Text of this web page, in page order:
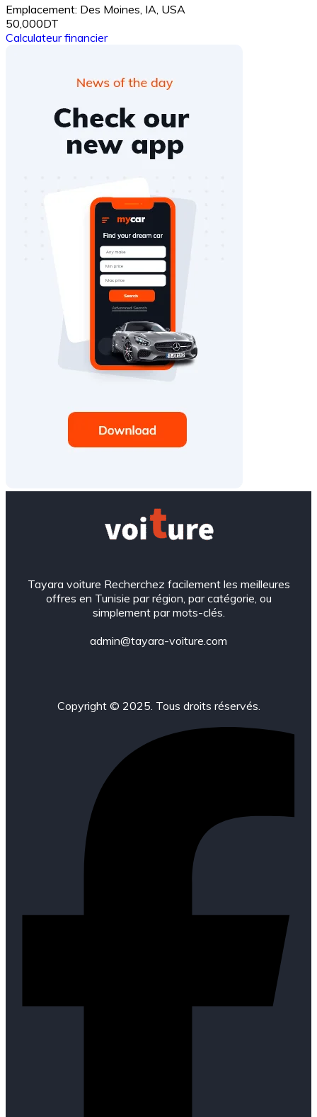
Emplacement: Des Moines, IA, USA
50,000DT
Calculateur financier
Tayara voiture Recherchez facilement les meilleures
offres en Tunisie par région, par catégorie, ou
simplement par mots-clés.
admin@tayara-voiture.com
Copyright © 2025. Tous droits réservés.